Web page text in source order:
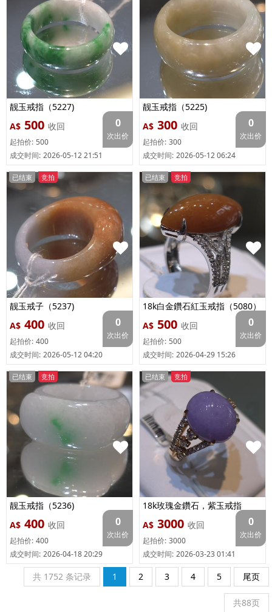
靓玉戒指（5227)
A$ 500 收回
起拍价: 500
成交时间: 2026-05-12 21:51
0
次出价
靓玉戒指（5225)
A$ 300 收回
起拍价: 300
成交时间: 2026-05-12 06:24
0
次出价
已结束 竞拍
靓玉戒子（5237)
A$ 400 收回
起拍价: 400
成交时间: 2026-05-12 04:20
0
次出价
已结束 竞拍
18k白金鑽石紅玉戒指（5080）
A$ 500 收回
起拍价: 500
成交时间: 2026-04-29 15:26
0
次出价
已结束 竞拍
靓玉戒指（5236)
A$ 400 收回
起拍价: 400
成交时间: 2026-04-18 20:29
0
次出价
已结束 竞拍
18k玫瑰金鑽石，紫玉戒指
A$ 3000 收回
起拍价: 3000
成交时间: 2026-03-23 01:41
0
次出价
共 1752 条记录 1 2 3 4 5 尾页
共88页